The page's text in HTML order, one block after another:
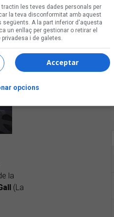
la
(La
les teves dades personals per
la teva disconformitat amb aquest
A la part inferior d'aquesta
un enllaç per gestionar o retirar el
i de galetes.
Acceptar
opcions